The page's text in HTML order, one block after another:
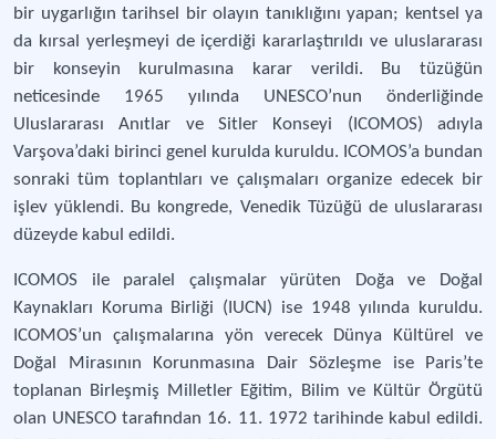
bir uygarlığın tarihsel bir olayın tanıklığını yapan; kentsel ya
da kırsal yerleşmeyi de içerdiği kararlaştırıldı ve uluslararası
bir konseyin kurulmasına karar verildi. Bu tüzüğün
neticesinde 1965 yılında UNESCO’nun önderliğinde
Uluslararası Anıtlar ve Sitler Konseyi (ICOMOS) adıyla
Varşova’daki birinci genel kurulda kuruldu. ICOMOS’a bundan
sonraki tüm toplantıları ve çalışmaları organize edecek bir
işlev yüklendi. Bu kongrede, Venedik Tüzüğü de uluslararası
düzeyde kabul edildi.
ICOMOS ile paralel çalışmalar yürüten Doğa ve Doğal
Kaynakları Koruma Birliği (IUCN) ise 1948 yılında kuruldu.
ICOMOS’un çalışmalarına yön verecek Dünya Kültürel ve
Doğal Mirasının Korunmasına Dair Sözleşme ise Paris’te
toplanan Birleşmiş Milletler Eğitim, Bilim ve Kültür Örgütü
olan UNESCO tarafından 16. 11. 1972 tarihinde kabul edildi.